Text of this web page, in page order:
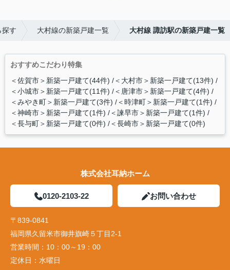
探す 大村線の新築戸建一覧 大村線 諏訪駅の新築戸建一覧
おすすめこだわり特集
＜佐賀市＞新築一戸建て(44件) ＜大村市＞新築一戸建て(13件)
＜小城市＞新築一戸建て(11件) ＜唐津市＞新築一戸建て(4件)
＜みやき町＞新築一戸建て(3件) ＜時津町＞新築一戸建て(1件)
＜神崎市＞新築一戸建て(1件) ＜諫早市＞新築一戸建て(1件)
＜長与町＞新築一戸建て(0件) ＜長崎市＞新築一戸建て(0件)
株式会社耳納ホーム
0120-2103-22 お問い合わせ
〒839-0841
福岡県久留米市御井旗崎５丁目2-1
営業時間： 10：00～19：00
定休日： 水曜日